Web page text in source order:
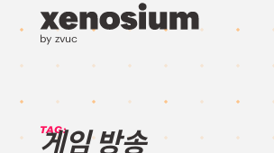
by zvuc
TAG:
게임 방송